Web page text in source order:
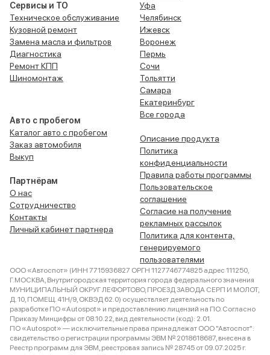
Сервисы и ТО
Техническое обслуживание
Кузовной ремонт
Замена масла и фильтров
Диагностика
Ремонт КПП
Шиномонтаж
Авто с пробегом
Каталог авто с пробегом
Заказ автомобиля
Выкуп
Партнёрам
О нас
Сотрудничество
Контакты
Личный кабинет партнера
Уфа
Челябинск
Ижевск
Воронеж
Пермь
Сочи
Тольятти
Самара
Екатеринбург
Все города
Описание продукта
Политика
конфиденциальности
Правила работы программы
Пользовательское
соглашение
Согласие на получение
рекламных рассылок
Политика для контента,
генерируемого
пользователями
ООО «Автоспот» (ИНН 7715936827 ОРГН 1127746774825 адрес 111250,
Г.МОСКВА, Внутригородская территория города федерального значения
МУНИЦИПАЛЬНЫЙ ОКРУГ ЛЕФОРТОВО, ПРОЕЗД ЗАВОДА СЕРП И МОЛОТ,
Д. 10, ПОМЕЩ. 41Н/9, ОКВЭД 62.0) осуществляет деятельность по
разработке ПО «Autospot» и предоставлению лицензий на ПО. Согласно
Приказу Минцифры от 08.10.22, вид деятельности (код): 2.01.
ПО «Autospot» — исключительные права принадлежат ООО "Автоспот":
свидетельство о регистрации программы ЭВМ № 2018618687, внесена в
Реестр программ для ЭВМ, реестровая запись № 28745 от 09.07.2025 г.